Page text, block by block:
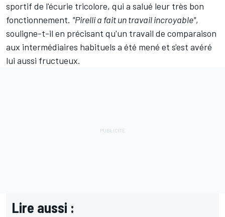
sportif de l'écurie tricolore, qui a salué leur très bon
fonctionnement. "Pirelli a fait un travail incroyable",
souligne-t-il en précisant qu'un travail de comparaison
aux intermédiaires habituels a été mené et s'est avéré
lui aussi fructueux.
Lire aussi :